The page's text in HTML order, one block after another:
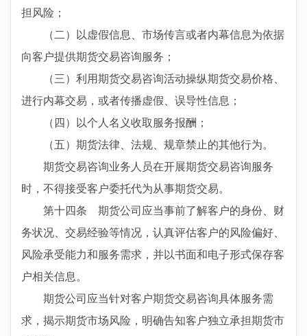
担风险；
（二）以虚假信息、市场传言或者内幕信息为依据
向客户提供期货交易咨询服务；
（三）利用期货交易咨询活动操纵期货交易价格、
进行内幕交易，或者传播虚假、误导性信息；
（四）以个人名义收取服务报酬；
（五）期货法律、法规、规章禁止的其他行为。
期货交易咨询业务人员在开展期货交易咨询服务
时，不得接受客户委托代为从事期货交易。
第十四条 期货公司应当事前了解客户的身份、财
务状况、交易经验等情况，认真评估客户的风险偏好、
风险承受能力和服务需求，并以书面和电子形式保存客
户相关信息。
期货公司应当针对客户期货交易咨询具体服务需
求，揭示期货市场风险，明确告知客户独立承担期货市